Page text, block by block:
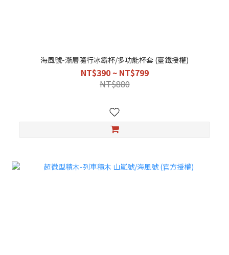
海風號-漸層隨行冰霸杯/多功能杯套 (臺鐵授權)
NT$390 ~ NT$799
NT$880